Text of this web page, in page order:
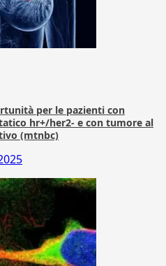
per le pazienti con
hr+/her2- e con tumore al
(mtnbc)